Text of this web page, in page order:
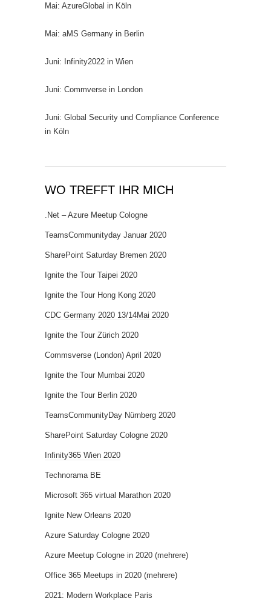
Mai: AzureGlobal in Köln
Mai: aMS Germany in Berlin
Juni: Infinity2022 in Wien
Juni: Commverse in London
Juni: Global Security und Compliance Conference
in Köln
WO TREFFT IHR MICH
.Net – Azure Meetup Cologne
TeamsCommunityday Januar 2020
SharePoint Saturday Bremen 2020
Ignite the Tour Taipei 2020
Ignite the Tour Hong Kong 2020
CDC Germany 2020 13/14Mai 2020
Ignite the Tour Zürich 2020
Commsverse (London) April 2020
Ignite the Tour Mumbai 2020
Ignite the Tour Berlin 2020
TeamsCommunityDay Nürnberg 2020
SharePoint Saturday Cologne 2020
Infinity365 Wien 2020
Technorama BE
Microsoft 365 virtual Marathon 2020
Ignite New Orleans 2020
Azure Saturday Cologne 2020
Azure Meetup Cologne in 2020 (mehrere)
Office 365 Meetups in 2020 (mehrere)
2021: Modern Workplace Paris